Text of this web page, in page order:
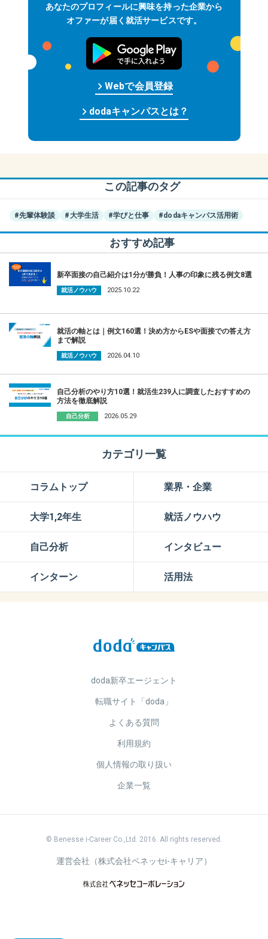
あなたのプロフィールに興味を持った企業から
オファーが届く 就活サービスです。
keyboard_arrow_rightdodaキャンパスとは？
keyboard_arrow_rightWebで会員登録
この記事のタグ
#先輩体験談 #大学生活 #学びと仕事 #dodaキャンパス活用術
おすすめ記事
新卒面接の自己紹介は1分が勝負！人事の印象に残る例文8選
就活ノウハウ 2025.10.22
就活の軸とは｜例文160選！決め方からESや面接での答え方
まで解説
就活ノウハウ 2026.04.10
自己分析のやり方10選！就活生239人に調査したおすすめの
方法を徹底解説
自己分析 2026.05.29
カテゴリ一覧
コラムトップ
大学1,2年生
自己分析
インターン
業界・企業
就活ノウハウ
インタビュー
活用法
doda新卒エージェント
転職サイト「doda」
よくある質問
利用規約
個人情報の取り扱い
企業一覧
© Benesse i-Career Co.,Ltd. 2016. All rights reserved.
運営会社（株式会社ベネッセi-キャリア）